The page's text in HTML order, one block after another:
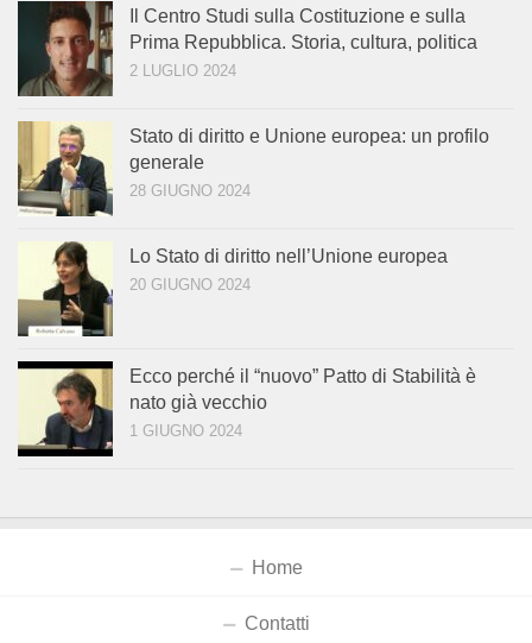
Il Centro Studi sulla Costituzione e sulla
Prima Repubblica. Storia, cultura, politica
2 LUGLIO 2024
Stato di diritto e Unione europea: un profilo
generale
28 GIUGNO 2024
Lo Stato di diritto nell’Unione europea
20 GIUGNO 2024
Ecco perché il “nuovo” Patto di Stabilità è
nato già vecchio
1 GIUGNO 2024
Home
Contatti